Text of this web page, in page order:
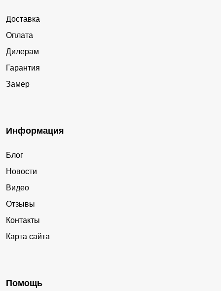
Доставка
Оплата
Дилерам
Гарантия
Замер
Информация
Блог
Новости
Видео
Отзывы
Контакты
Карта сайта
Помощь